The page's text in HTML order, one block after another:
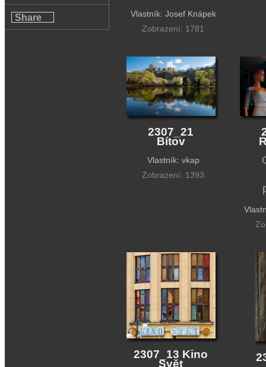
Share
Vlastník: Josef Knápek
Zobrazení: 1781
2307_21
Bítov
Vlastník: vkap
Zobrazení: 1393
2307_13 Kino
Svět